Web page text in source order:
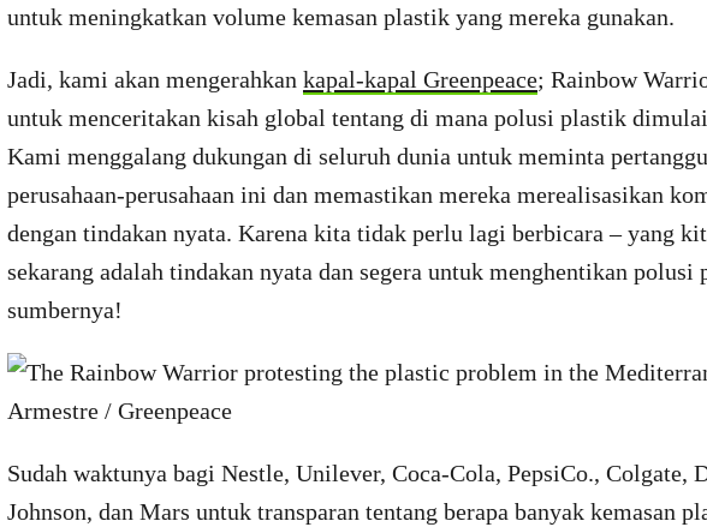
untuk meningkatkan volume kemasan plastik yang mereka gunakan.
Jadi, kami akan mengerahkan kapal-kapal Greenpeace; Rainbow
untuk menceritakan kisah global tentang di mana polusi plastik
Kami menggalang dukungan di seluruh dunia untuk meminta
perusahaan-perusahaan ini dan memastikan mereka merealisasikan
dengan tindakan nyata. Karena kita tidak perlu lagi berbicara – yang
sekarang adalah tindakan nyata dan segera untuk menghentikan polusi
sumbernya!
Sudah waktunya bagi Nestle, Unilever, Coca-Cola, PepsiCo., Colgate,
Johnson, dan Mars untuk transparan tentang berapa banyak kemasan